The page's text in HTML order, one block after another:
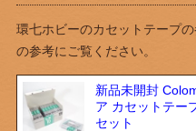
環七ホビーのカセットテープ
の参考にご覧ください。
新品未開封
ア カセットテー
セット